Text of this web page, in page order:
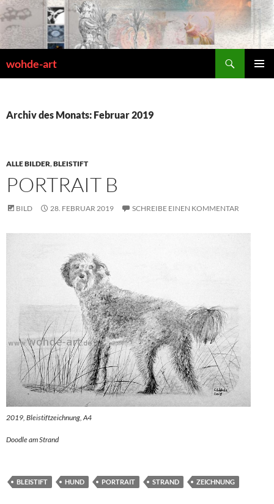
Zum
Inhalt
springen
wohde-art
Archiv des Monats: Februar 2019
ALLE BILDER,BLEISTIFT
PORTRAIT B
BILD 28. FEBRUAR 2019 SCHREIBE EINEN KOMMENTAR
2019, Bleistiftzeichnung, A4
Doodle am Strand
BLEISTIFT HUND PORTRAIT STRAND ZEICHNUNG